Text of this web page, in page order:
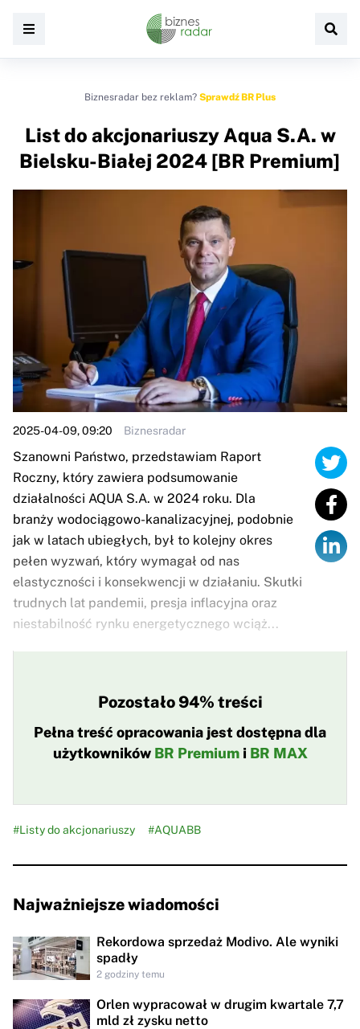
Biznesradar bez reklam? Sprawdź BR Plus
List do akcjonariuszy Aqua S.A. w
Bielsku-Białej 2024 [BR Premium]
2025-04-09, 09:20 Biznesradar
Szanowni Państwo, przedstawiam Raport
Roczny, który zawiera podsumowanie
działalności AQUA S.A. w 2024 roku. Dla
branży wodociągowo-kanalizacyjnej, podobnie
jak w latach ubiegłych, był to kolejny okres
pełen wyzwań, który wymagał od nas
elastyczności i konsekwencji w działaniu. Skutki
trudnych lat pandemii, presja inflacyjna oraz
niestabilność rynku energetycznego wciąż...
Pozostało 94% treści
Pełna treść opracowania jest dostępna dla
użytkowników BR Premiumi BR MAX
#Listy do akcjonariuszy #AQUABB
Najważniejsze wiadomości
Rekordowa sprzedaż Modivo. Ale wyniki
spadły
2 godziny temu
Orlen wypracował w drugim kwartale 7,7
mld zł zysku netto